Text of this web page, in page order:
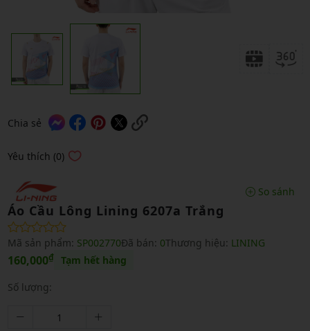
Chia sẻ
Yêu thích (0)
So sánh
Áo Cầu Lông Lining 6207a Trắng
Mã sản phẩm: SP002770Đã bán: 0Thương hiệu: LINING
160,000₫ Tạm hết hàng
Số lượng: